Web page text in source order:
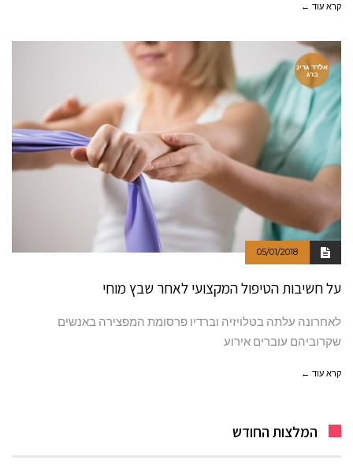
קרא עוד ←
אלדד גרינ
ברג
05/01/2018
על חשיבות הטיפול המקצועי לאחר שבץ מוחי
לאחרונה עלתה בטלויזיה וברדיו פרסומת המפצירה באנשים
שקרוביהם עוברים אירוע
קרא עוד ←
המלצות החודש